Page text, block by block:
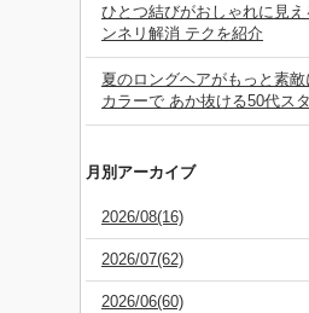
ひとつ結びがおしゃれに見
ンネリ解消 テクを紹介
夏のロングヘアがもっと素
カラーで あか抜ける50代ス
月別アーカイブ
2026/08(16)
2026/07(62)
2026/06(60)